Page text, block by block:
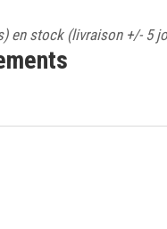
en stock (livraison +/- 5